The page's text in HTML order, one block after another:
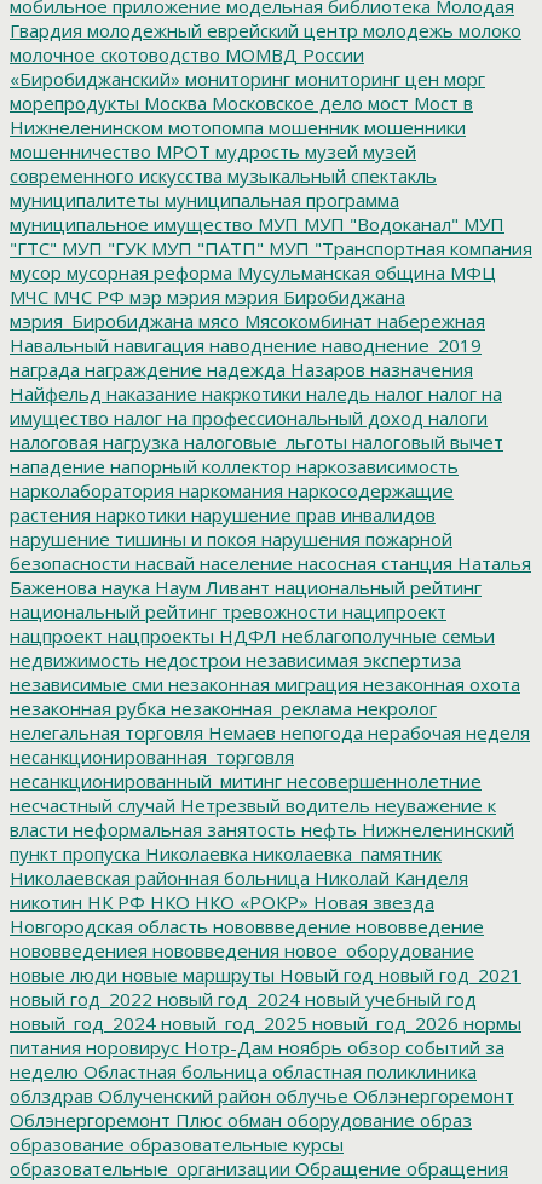
мобильное приложение модельная библиотека Молодая
Гвардия молодежный еврейский центр молодежь молоко
молочное скотоводство МОМВД России
«Биробиджанский» мониторинг мониторинг цен морг
морепродукты Москва Московское дело мост Мост в
Нижнеленинском мотопомпа мошенник мошенники
мошенничество МРОТ мудрость музей музей
современного искусства музыкальный спектакль
муниципалитеты муниципальная программа
муниципальное имущество МУП МУП "Водоканал" МУП
"ГТС" МУП "ГУК МУП "ПАТП" МУП "Транспортная компания
мусор мусорная реформа Мусульманская община МФЦ
МЧС МЧС РФ мэр мэрия мэрия Биробиджана
мэрия_Биробиджана мясо Мясокомбинат набережная
Навальный навигация наводнение наводнение_2019
награда награждение надежда Назаров назначения
Найфельд наказание накркотики наледь налог налог на
имущество налог на профессиональный доход налоги
налоговая нагрузка налоговые_льготы налоговый вычет
нападение напорный коллектор наркозависимость
нарколаборатория наркомания наркосодержащие
растения наркотики нарушение прав инвалидов
нарушение тишины и покоя нарушения пожарной
безопасности насвай население насосная станция Наталья
Баженова наука Наум Ливант национальный рейтинг
национальный рейтинг тревожности наципроект
нацпроект нацпроекты НДФЛ неблагополучные семьи
недвижимость недострои независимая экспертиза
независимые сми незаконная миграция незаконная охота
незаконная рубка незаконная_реклама некролог
нелегальная торговля Немаев непогода нерабочая неделя
несанкционированная_торговля
несанкционированный_митинг несовершеннолетние
несчастный случай Нетрезвый водитель неуважение к
власти неформальная занятость нефть Нижнеленинский
пункт пропуска Николаевка николаевка_памятник
Николаевская районная больница Николай Канделя
никотин НК РФ НКО НКО «РОКР» Новая звезда
Новгородская область нововвведение нововведение
нововведениея нововведения новое_оборудование
новые люди новые маршруты Новый год новый год_2021
новый год_2022 новый год_2024 новый учебный год
новый_год_2024 новый_год_2025 новый_год_2026 нормы
питания норовирус Нотр-Дам ноябрь обзор событий за
неделю Областная больница областная поликлиника
облздрав Облученский район облучье Облэнергоремонт
Облэнергоремонт Плюс обман оборудование образ
образование образовательные курсы
образовательные_организации Обращение обращения